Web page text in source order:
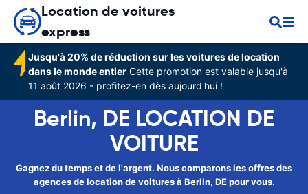
Location de voitures
express
Jusqu'à 20% de réduction sur les voitures de location
dans le monde entier Cette promotion est valable jusqu'à
11 août 2026 - profitez-en dès aujourd'hui !
Berlin, DE LOCATION DE
VOITURE
Gagnez du temps et de l'argent. Nous comparons les offres des
agences de location de voitures à Berlin, DE pour vous.